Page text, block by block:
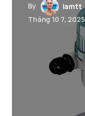
By
lamtt
Tháng 10 7, 2025